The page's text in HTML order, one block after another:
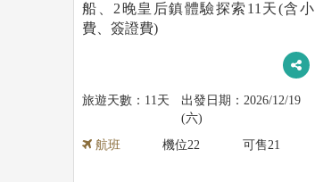
船、2晚皇后鎮體驗探索11天(含小
費、簽證費)
11天
2026/12/19
(六)
航班
機位22 可售21